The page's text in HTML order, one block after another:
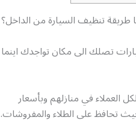
تنظيف السيارة من الداخل؟
تصلك الى مكان تواجدك اينما
العملاء في منازلهم وبأسعار
تحافظ على الطلاء والمفروشات.